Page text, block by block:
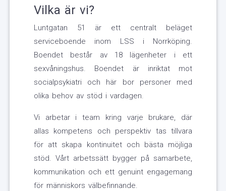
Vilka är vi?
Luntgatan 51 är ett centralt beläget
serviceboende inom LSS i Norrköping.
Boendet består av 18 lägenheter i ett
sexvåningshus. Boendet är inriktat mot
socialpsykiatri och här bor personer med
olika behov av stöd i vardagen.
Vi arbetar i team kring varje brukare, där
allas kompetens och perspektiv tas tillvara
för att skapa kontinuitet och bästa möjliga
stöd. Vårt arbetssätt bygger på samarbete,
kommunikation och ett genuint engagemang
för människors välbefinnande.